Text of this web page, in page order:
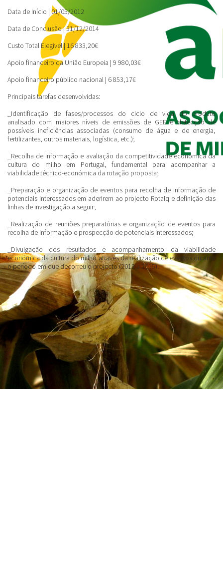
Data de Início | 01/05/2012
Data de Conclusão| 31/12/2014
Custo Total Elegível| 16 833,20€
Apoio financeiro da União Europeia | 9 980,03€
Apoio financeiro público nacional | 6 853,17€
Principais tarefas desenvolvidas:
_Identificação de fases/processos do ciclo de vida do produto
analisado com maiores níveis de emissões de GEE e detecção de
possíveis ineficiências associadas (consumo de água e de energia,
fertilizantes, outros materiais, logística, etc.);
_Recolha de informação e avaliação da competitividade económica da
cultura do milho em Portugal, fundamental para acompanhar a
viabilidade técnico-económica da rotação proposta;
_Preparação e organização de eventos para recolha de informação de
potenciais interessados em aderirem ao projecto Rotalq e definição das
linhas de investigação a seguir;
_Realização de reuniões preparatórias e organização de eventos para
recolha de informação e prospecção de potenciais interessados;
_Divulgação dos resultados e acompanhamento da viabilidade
económica da cultura do milho através da realização de eventos durante
o período em que decorreu o projecto (2012 a 2015).
© ANPROMIS.
Design: MBSI